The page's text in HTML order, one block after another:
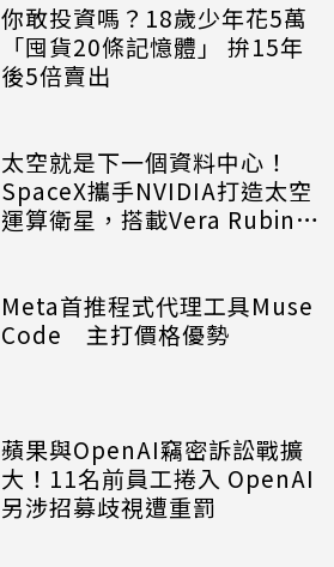
你敢投資嗎？18歲少年花5萬
「囤貨20條記憶體」 拚15年
後5倍賣出
太空就是下一個資料中心！
SpaceX攜手NVIDIA打造太空
運算衛星，搭載Vera Rubin運
Meta首推程式代理工具Muse
Code 主打價格優勢
蘋果與OpenAI竊密訴訟戰擴
大！11名前員工捲入 OpenAI
另涉招募歧視遭重罰